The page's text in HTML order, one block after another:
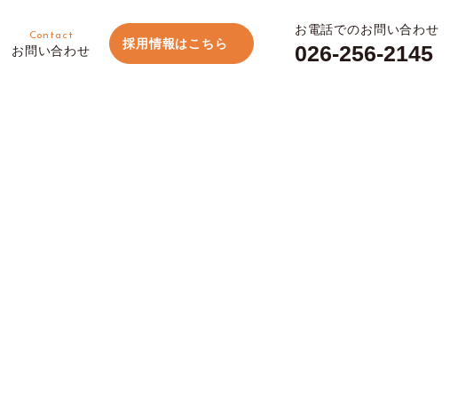
Contact
お問い合わせ 採用情報はこちら
お電話でのお問い合わせ
026-256-2145